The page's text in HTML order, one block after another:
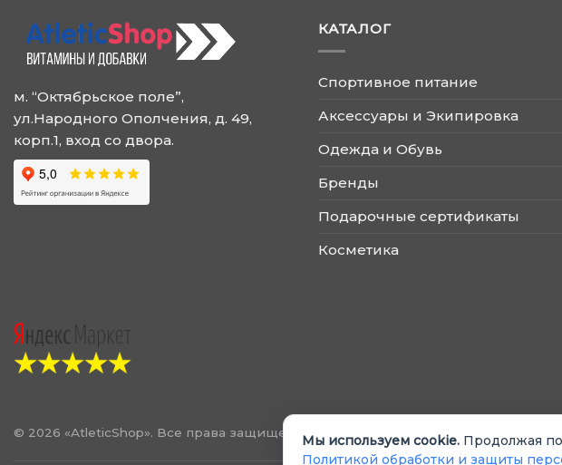
м. “Октябрьское поле”,
ул.Народного Ополчения, д. 49,
корп.1, вход со двора.
КАТАЛОГ
Спортивное питание
Аксессуары и Экипировка
Одежда и Обувь
Бренды
Подарочные сертификаты
Косметика
Мы используем cookie. Продолжая
Политикой обработки и защиты
© 2026 «AtleticShop». Все права защищены